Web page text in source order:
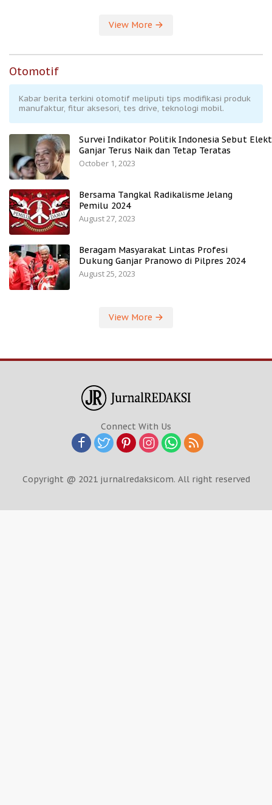
View More
Otomotif
Kabar berita terkini otomotif meliputi tips modifikasi produk
manufaktur, fitur aksesori, tes drive, teknologi mobil.
Survei Indikator Politik Indonesia Sebut
Ganjar Terus Naik dan Tetap Teratas
October 1, 2023
Bersama Tangkal Radikalisme Jelang
Pemilu 2024
August 27, 2023
Beragam Masyarakat Lintas Profesi
Dukung Ganjar Pranowo di Pilpres 2024
August 25, 2023
View More
Connect With Us
Copyright @ 2021 jurnalredaksicom. All right reserved